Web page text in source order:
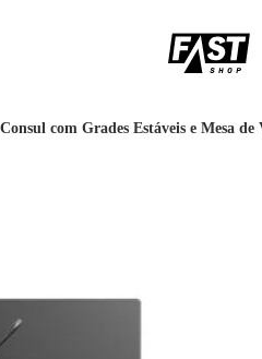
com Grades Estáveis e Mesa